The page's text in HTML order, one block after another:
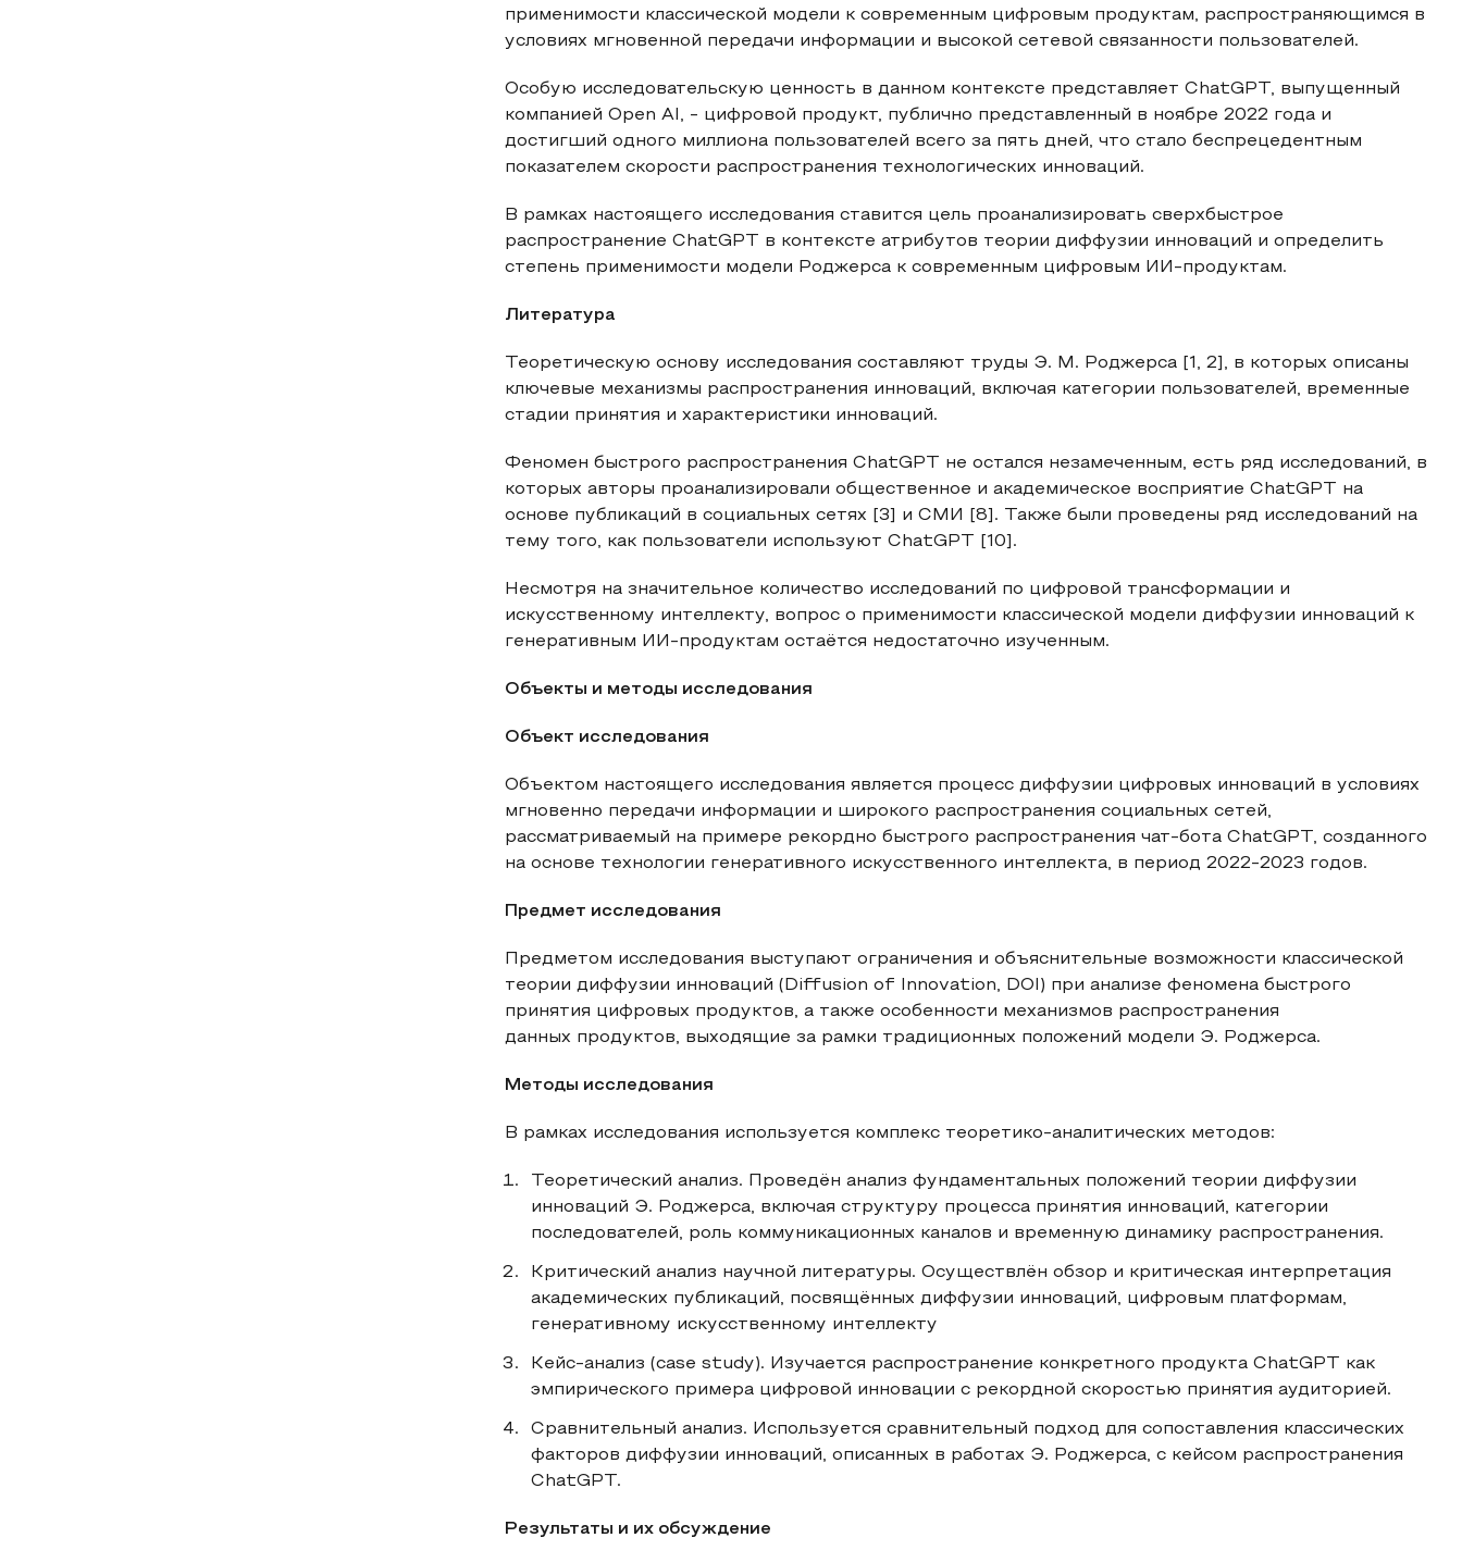
применимости классической модели к современным цифровым продуктам, распространяющимся в
условиях мгновенной передачи информации и высокой сетевой связанности пользователей.
Особую исследовательскую ценность в данном контексте представляет ChatGPT, выпущенный
компанией Open AI, - цифровой продукт, публично представленный в ноябре 2022 года и
достигший одного миллиона пользователей всего за пять дней, что стало беспрецедентным
показателем скорости распространения технологических инноваций.
В рамках настоящего исследования ставится цель проанализировать сверхбыстрое
распространение ChatGPT в контексте атрибутов теории диффузии инноваций и определить
степень применимости модели Роджерса к современным цифровым ИИ-продуктам.
Литература
Теоретическую основу исследования составляют труды Э. М. Роджерса [1, 2], в которых описаны
ключевые механизмы распространения инноваций, включая категории пользователей, временные
стадии принятия и характеристики инноваций.
Феномен быстрого распространения ChatGPT не остался незамеченным, есть ряд исследований, в
которых авторы проанализировали общественное и академическое восприятие ChatGPT на
основе публикаций в социальных сетях [3] и СМИ [8]. Также были проведены ряд исследований на
тему того, как пользователи используют ChatGPT [10].
Несмотря на значительное количество исследований по цифровой трансформации и
искусственному интеллекту, вопрос о применимости классической модели диффузии инноваций к
генеративным ИИ-продуктам остаётся недостаточно изученным.
Объекты и методы исследования
Объект исследования
Объектом настоящего исследования является процесс диффузии цифровых инноваций в условиях
мгновенно передачи информации и широкого распространения социальных сетей,
рассматриваемый на примере рекордно быстрого распространения чат-бота ChatGPT, созданного
на основе технологии генеративного искусственного интеллекта, в период 2022-2023 годов.
Предмет исследования
Предметом исследования выступают ограничения и объяснительные возможности классической
теории диффузии инноваций (Diffusion of Innovation, DOI) при анализе феномена быстрого
принятия цифровых продуктов, а также особенности механизмов распространения
данных продуктов, выходящие за рамки традиционных положений модели Э. Роджерса.
Методы исследования
В рамках исследования используется комплекс теоретико-аналитических методов:
Теоретический анализ. Проведён анализ фундаментальных положений теории диффузии
инноваций Э. Роджерса, включая структуру процесса принятия инноваций, категории
последователей, роль коммуникационных каналов и временную динамику распространения.
Критический анализ научной литературы. Осуществлён обзор и критическая интерпретация
академических публикаций, посвящённых диффузии инноваций, цифровым платформам,
генеративному искусственному интеллекту
Кейс-анализ (case study). Изучается распространение конкретного продукта ChatGPT как
эмпирического примера цифровой инновации с рекордной скоростью принятия аудиторией.
Сравнительный анализ. Используется сравнительный подход для сопоставления классических
факторов диффузии инноваций, описанных в работах Э. Роджерса, с кейсом распространения
ChatGPT.
Результаты и их обсуждение